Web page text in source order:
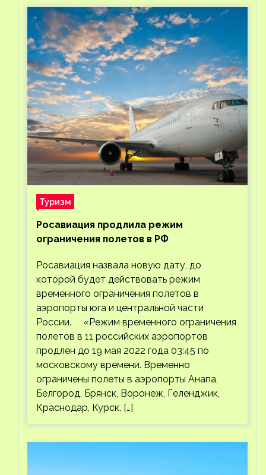
Туризм
Росавиация продлила режим
ограничения полетов в РФ
Росавиация назвала новую дату, до
которой будет действовать режим
временного ограничения полетов в
аэропорты юга и центральной части
России. «Режим временного ограничения
полетов в 11 российских аэропортов
продлен до 19 мая 2022 года 03:45 по
московскому времени. Временно
ограничены полеты в аэропорты Анапа,
Белгород, Брянск, Воронеж, Геленджик,
Краснодар, Курск, […]